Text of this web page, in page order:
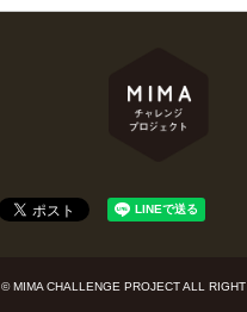
© MIMA CHALLENGE PROJECT ALL